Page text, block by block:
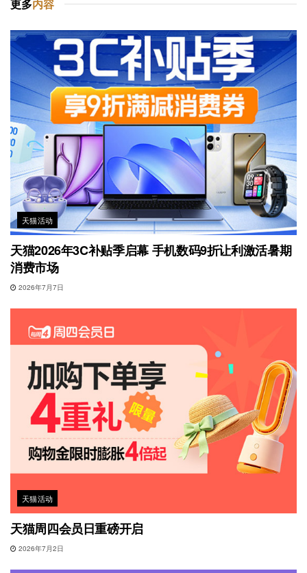
更多内容
天猫活动
天猫2026年3C补贴季启幕 手机数码9折让利激活暑期
消费市场
2026年7月7日
天猫活动
天猫周四会员日重磅开启
2026年7月2日